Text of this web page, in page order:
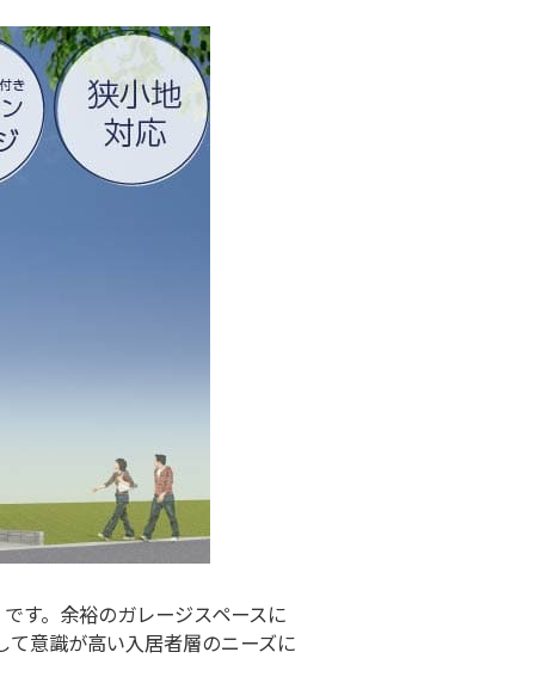
す。余裕のガレージスペースに
意識が高い入居者層のニーズに